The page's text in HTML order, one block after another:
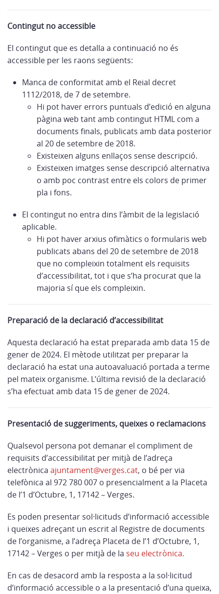
Contingut no accessible
El contingut que es detalla a continuació no és
accessible per les raons següents:
Manca de conformitat amb el Reial decret
1112/2018, de 7 de setembre.
Hi pot haver errors puntuals d’edició en alguna
pàgina web tant amb contingut HTML com a
documents finals, publicats amb data posterior
al 20 de setembre de 2018.
Existeixen alguns enllaços sense descripció.
Existeixen imatges sense descripció alternativa
o amb poc contrast entre els colors de primer
pla i fons.
El contingut no entra dins l’àmbit de la legislació
aplicable.
Hi pot haver arxius ofimàtics o formularis web
publicats abans del 20 de setembre de 2018
que no compleixin totalment els requisits
d’accessibilitat, tot i que s’ha procurat que la
majoria sí que els compleixin.
Preparació de la declaració d’accessibilitat
Aquesta declaració ha estat preparada amb data 15 de
gener de 2024. El mètode utilitzat per preparar la
declaració ha estat una autoavaluació portada a terme
pel mateix organisme. L’última revisió de la declaració
s’ha efectuat amb data 15 de gener de 2024.
Presentació de suggeriments, queixes o reclamacions
Qualsevol persona pot demanar el compliment de
requisits d’accessibilitat per mitjà de l’adreça
electrònica ajuntament@verges.cat, o bé per via
telefònica al 972 780 007 o presencialment a la Placeta
de l’1 d’Octubre, 1, 17142 – Verges.
Es poden presentar sol·licituds d’informació accessible
i queixes adreçant un escrit al Registre de documents
de l’organisme, a l’adreça Placeta de l’1 d’Octubre, 1,
17142 – Verges o per mitjà de la seu electrònica.
En cas de desacord amb la resposta a la sol·licitud
d’informació accessible o a la presentació d’una queixa,